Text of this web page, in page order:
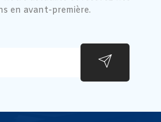
en avant-première.